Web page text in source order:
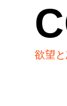
欲望